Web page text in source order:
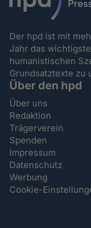
Der hpd ist mit
Jahr das
humanistischen
Grundsatztexte zu
Über den hpd
Über uns
Redaktion
Trägerverein
Spenden
Impressum
Datenschutz
Werbung
Cookie-